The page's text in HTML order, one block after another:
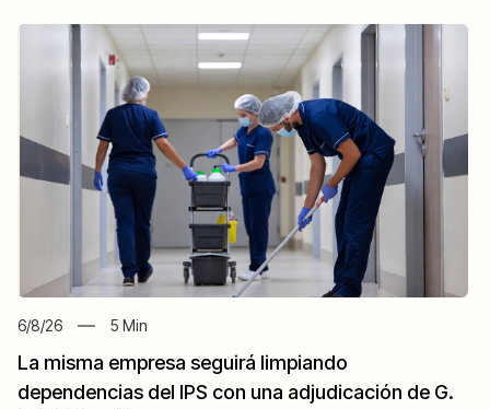
6/8/26 5 Min
La misma empresa seguirá limpiando
dependencias del IPS con una adjudicación de G.